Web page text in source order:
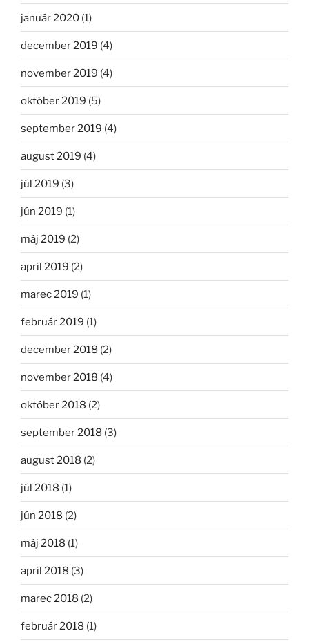
január 2020 (1)
december 2019 (4)
november 2019 (4)
október 2019 (5)
september 2019 (4)
august 2019 (4)
júl 2019 (3)
jún 2019 (1)
máj 2019 (2)
apríl 2019 (2)
marec 2019 (1)
február 2019 (1)
december 2018 (2)
november 2018 (4)
október 2018 (2)
september 2018 (3)
august 2018 (2)
júl 2018 (1)
jún 2018 (2)
máj 2018 (1)
apríl 2018 (3)
marec 2018 (2)
február 2018 (1)